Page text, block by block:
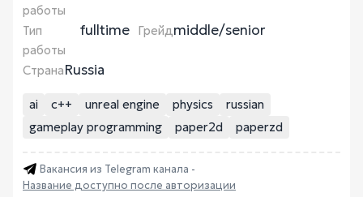
работы
Тип
работы
fulltime Грейдmiddle/senior
СтранаRussia
ai c++ unreal engine physics
russian
gameplay programming
paper2d paperzd
Вакансия из Telegram канала -
Название доступно после авторизации